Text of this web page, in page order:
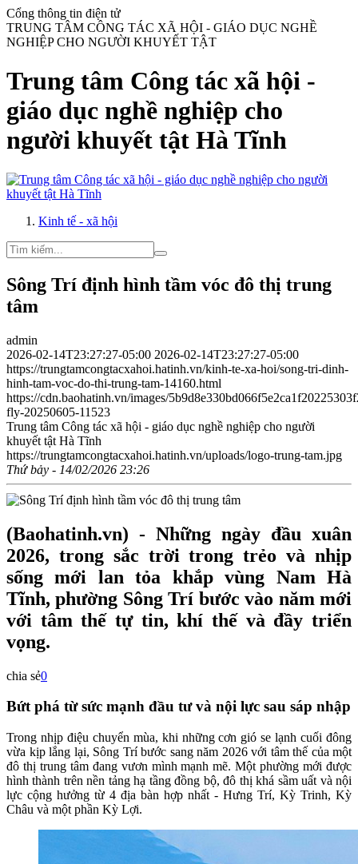
Cổng thông tin điện tử
TRUNG TÂM CÔNG TÁC XÃ HỘI - GIÁO DỤC NGHỀ
NGHIỆP CHO NGƯỜI KHUYẾT TẬT
Trung tâm Công tác xã hội -
giáo dục nghề nghiệp cho
người khuyết tật Hà Tĩnh
Kinh tế - xã hội
Sông Trí định hình tầm vóc đô thị trung
tâm
admin
2026-02-14T23:27:27-05:00 2026-02-14T23:27:27-05:00
https://trungtamcongtacxahoi.hatinh.vn/kinh-te-xa-hoi/song-tri-dinh-
hinh-tam-voc-do-thi-trung-tam-14160.html
https://cdn.baohatinh.vn/images/
fly-20250605-11523
Trung tâm Công tác xã hội - giáo dục nghề nghiệp cho người
khuyết tật Hà Tĩnh
https://trungtamcongtacxahoi.hatinh.vn/uploads/logo-trung-tam.jpg
Thứ bảy - 14/02/2026 23:26
(Baohatinh.vn) - Những ngày đầu xuân
2026, trong sắc trời trong trẻo và nhịp
sống mới lan tỏa khắp vùng Nam Hà
Tĩnh, phường Sông Trí bước vào năm mới
với tâm thế tự tin, khí thế và đầy triển
vọng.
chia sẻ0
Bứt phá từ sức mạnh đầu tư và nội lực sau sáp nhập
Trong nhịp điệu chuyển mùa, khi những cơn gió se lạnh cuối đông
vừa kịp lắng lại, Sông Trí bước sang năm 2026 với tâm thế của một
đô thị trung tâm đang vươn mình mạnh mẽ. Một phường mới được
hình thành trên nền tảng hạ tầng đồng bộ, đô thị khá sầm uất và nội
lực cộng hưởng từ 4 địa bàn hợp nhất - Hưng Trí, Kỳ Trinh, Kỳ
Châu và một phần Kỳ Lợi.